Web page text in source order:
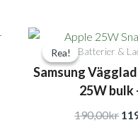
Rea!
Rea! Batterier &
Samsung
25W bulk
190,00kr
Det